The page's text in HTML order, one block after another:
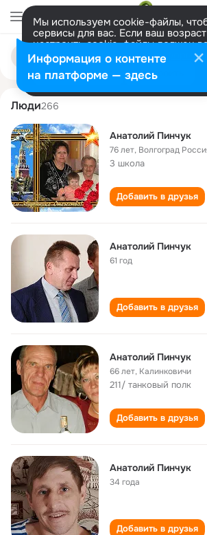
Мы используем cookie-файлы,
сервисы для вас. Если ваш
настроить cookie-файлы должен
представитель. Больше
Разрешить все Настроить
Поиск
людям
anatoliy pinchuk
Люди266
Анатолий Пинчук
76 лет, Волгоград
3 школа
Добавить в друзья
Анатолий Пинчук
61 год
Добавить в друзья
Анатолий Пинчук
66 лет, Калинковичи
211/ танковый полк
Добавить в друзья
Анатолий Пинчук
34 года
Добавить в друзья
Информация о контенте
на платформе — здесь